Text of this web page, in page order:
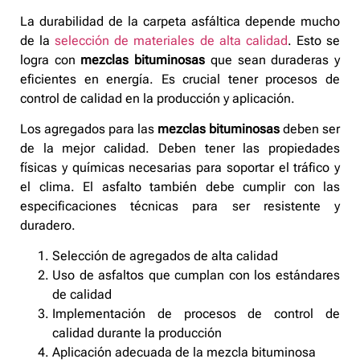
La durabilidad de la carpeta asfáltica depende mucho
de laselección de materiales de alta calidad. Esto se
logra con mezclas bituminosas que sean duraderas y
eficientes en energía. Es crucial tener procesos de
control de calidad en la producción y aplicación.
Los agregados para las mezclas bituminosas deben ser
de la mejor calidad. Deben tener las propiedades
físicas y químicas necesarias para soportar el tráfico y
el clima. El asfalto también debe cumplir con las
especificaciones técnicas para ser resistente y
duradero.
Selección de agregados de alta calidad
Uso de asfaltos que cumplan con los estándares
de calidad
Implementación de procesos de control de
calidad durante la producción
Aplicación adecuada de la mezcla bituminosa